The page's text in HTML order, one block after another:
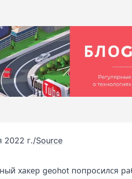
2022 г./Source
хакер geohot попросился